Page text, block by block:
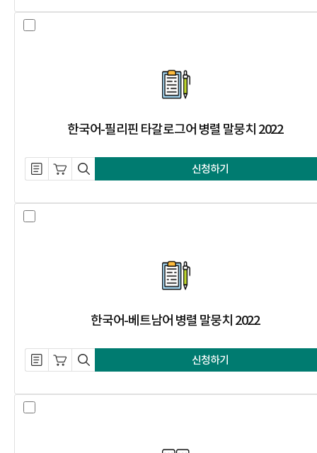
한국어-필리핀 타갈로그어 병렬 말뭉치 2022
설명 자료 내려받기
장바구니 담기
미리보기 신청하기
한국어-베트남어 병렬 말뭉치 2022
설명 자료 내려받기
장바구니 담기
미리보기 신청하기